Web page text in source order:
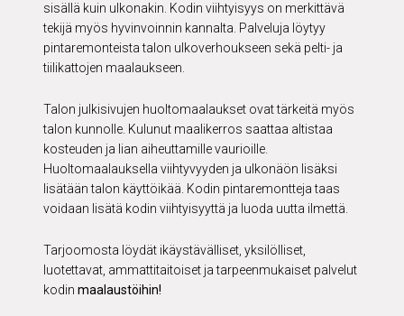
sisällä kuin ulkonakin. Kodin viihtyisyys on merkittävä
tekijä myös hyvinvoinnin kannalta. Palveluja löytyy
pintaremonteista talon ulkoverhoukseen sekä pelti- ja
tiilikattojen maalaukseen.
Talon julkisivujen huoltomaalaukset ovat tärkeitä myös
talon kunnolle. Kulunut maalikerros saattaa altistaa
kosteuden ja lian aiheuttamille vaurioille.
Huoltomaalauksella viihtyvyyden ja ulkonäön lisäksi
lisätään talon käyttöikää. Kodin pintaremontteja taas
voidaan lisätä kodin viihtyisyyttä ja luoda uutta ilmettä.
Tarjoomosta löydät ikäystävälliset, yksilölliset,
luotettavat, ammattitaitoiset ja tarpeenmukaiset palvelut
kodin maalaustöihin!